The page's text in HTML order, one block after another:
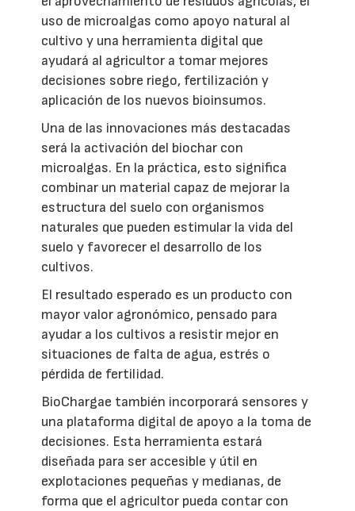
uso de microalgas como apoyo natural al
cultivo y una herramienta digital que
ayudará al agricultor a tomar mejores
decisiones sobre riego, fertilización y
aplicación de los nuevos bioinsumos.
Una de las innovaciones más destacadas
será la activación del biochar con
microalgas. En la práctica, esto significa
combinar un material capaz de mejorar la
estructura del suelo con organismos
naturales que pueden estimular la vida del
suelo y favorecer el desarrollo de los
cultivos.
El resultado esperado es un producto con
mayor valor agronómico, pensado para
ayudar a los cultivos a resistir mejor en
situaciones de falta de agua, estrés o
pérdida de fertilidad.
BioChargae también incorporará sensores y
una plataforma digital de apoyo a la toma de
decisiones. Esta herramienta estará
diseñada para ser accesible y útil en
explotaciones pequeñas y medianas, de
forma que el agricultor pueda contar con